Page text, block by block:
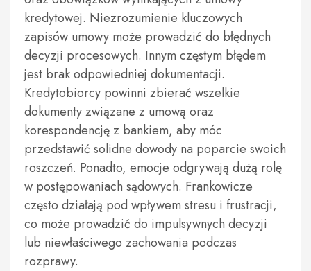
kredytowej. Niezrozumienie kluczowych
zapisów umowy może prowadzić do błędnych
decyzji procesowych. Innym częstym błędem
jest brak odpowiedniej dokumentacji.
Kredytobiorcy powinni zbierać wszelkie
dokumenty związane z umową oraz
korespondencję z bankiem, aby móc
przedstawić solidne dowody na poparcie swoich
roszczeń. Ponadto, emocje odgrywają dużą rolę
w postępowaniach sądowych. Frankowicze
często działają pod wpływem stresu i frustracji,
co może prowadzić do impulsywnych decyzji
lub niewłaściwego zachowania podczas
rozprawy.